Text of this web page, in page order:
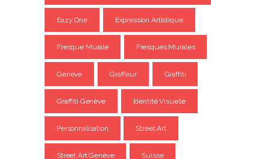
Eazy One Expression Artistique
Fresque Murale Fresques Murales
Genève Graffeur Graffiti
Graffiti Genève Identité Visuelle
Personnalisation Street Art
Street Art Genève Suisse